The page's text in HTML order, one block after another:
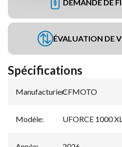
DEMANDE DE
ÉVALUATION DE
Spécifications
Manufacturier:
CFMOTO
Modèle: UFORCE 1000